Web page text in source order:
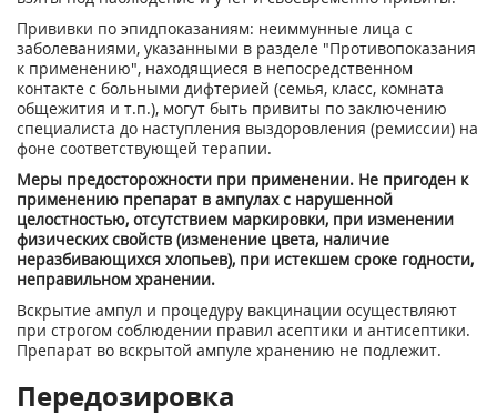
Прививки по эпидпоказаниям: неиммунные лица с
заболеваниями, указанными в разделе "Противопоказания
к применению", находящиеся в непосредственном
контакте с больными дифтерией (семья, класс, комната
общежития и т.п.), могут быть привиты по заключению
специалиста до наступления выздоровления (ремиссии) на
фоне соответствующей терапии.
Меры предосторожности при применении. Не пригоден к
применению препарат в ампулах с нарушенной
целостностью, отсутствием маркировки, при изменении
физических свойств (изменение цвета, наличие
неразбивающихся хлопьев), при истекшем сроке годности,
неправильном хранении.
Вскрытие ампул и процедуру вакцинации осуществляют
при строгом соблюдении правил асептики и антисептики.
Препарат во вскрытой ампуле хранению не подлежит.
Передозировка